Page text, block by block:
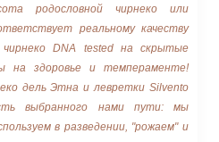
родословной чирнеко или
реальному качеству
DNA tested на скрытые
на здоровье и темпераменте!
дель Этна и левретки Silvento
выбранного нами пути: мы
в разведении, "рожаем" и